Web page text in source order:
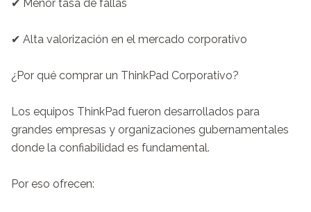
✔ Menor tasa de fallas
✔ Alta valorización en el mercado corporativo
¿Por qué comprar un ThinkPad Corporativo?
Los equipos ThinkPad fueron desarrollados para
grandes empresas y organizaciones gubernamentales
donde la confiabilidad es fundamental.
Por eso ofrecen: